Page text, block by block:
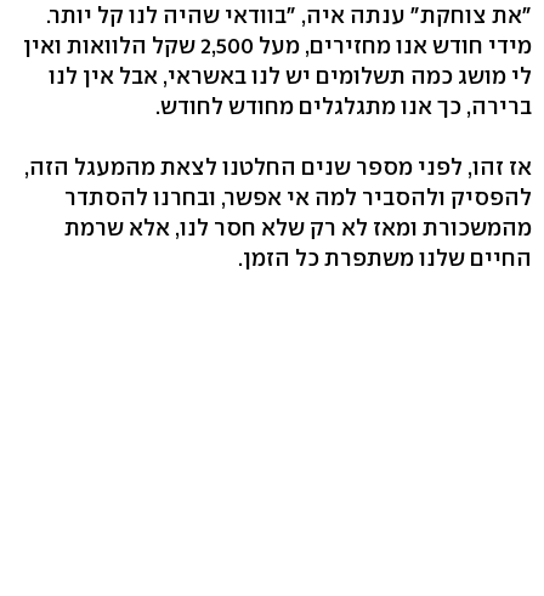
"את צוחקת" ענתה איה, "בוודאי שהיה לנו קל יותר.
מידי חודש אנו מחזירים, מעל 2,500 שקל הלוואות ואין
לי מושג כמה תשלומים יש לנו באשראי, אבל אין לנו
ברירה, כך אנו מתגלגלים מחודש לחודש.
אז זהו, לפני מספר שנים החלטנו לצאת מהמעגל הזה,
להפסיק ולהסביר למה אי אפשר, ובחרנו להסתדר
מהמשכורת ומאז לא רק שלא חסר לנו, אלא שרמת
החיים שלנו משתפרת כל הזמן.